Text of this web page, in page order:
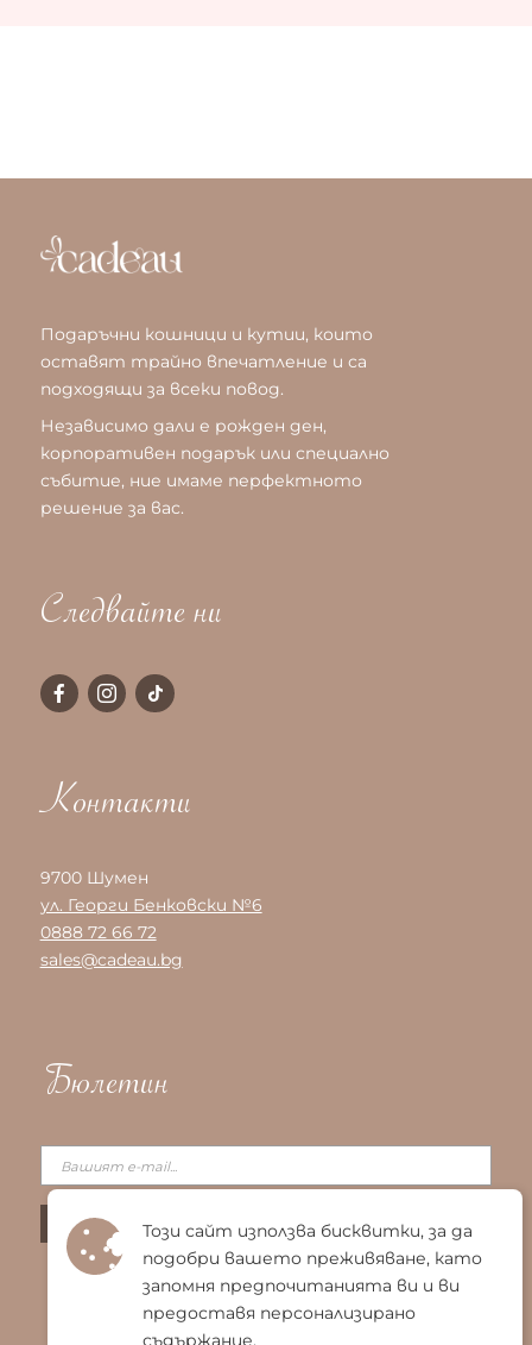
Подаръчни кошници и кутии, които
оставят трайно впечатление и са
подходящи за всеки повод.
Независимо дали е рожден ден,
корпоративен подарък или специално
събитие, ние имаме перфектното
решение за вас.
Следвайте ни
Контакти
9700 Шумен
ул. Георги Бенковски №6
0888 72 66 72
sales@cadeau.bg
Бюлетин
Този сайт използва бисквитки, за да
подобри вашето преживяване, като
запомня предпочитанията ви и ви
предоставя персонализирано
съдържание.